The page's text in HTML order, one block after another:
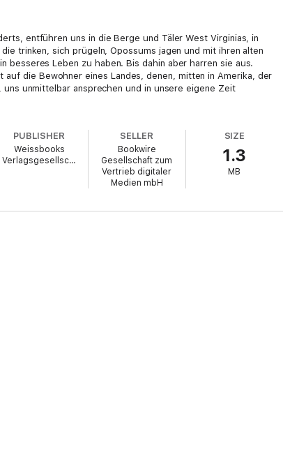
entführen uns in die Berge und Täler West Virginias, in
trinken, sich prügeln, Opossums jagen und mit ihren alten
Leben zu haben. Bis dahin aber harren sie aus.
die Bewohner eines Landes, denen, mitten in Amerika, der
unmittelbar ansprechen und in unsere eigene Zeit
PUBLISHER
Weissbooks
Verlagsgesellschaft
SELLER
Bookwire
Gesellschaft zum
Vertrieb digitaler
Medien mbH
SIZE
1.3
MB